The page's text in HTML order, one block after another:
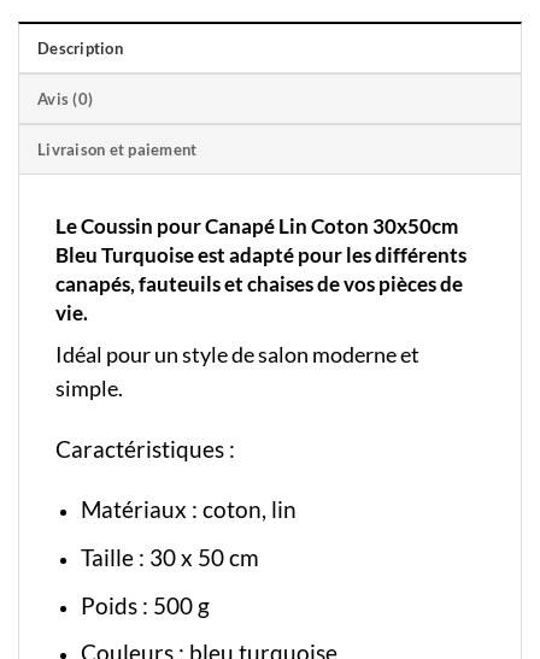
Description
Avis (0)
Livraison et paiement
Le Coussin pour Canapé Lin Coton 30x50cm
Bleu Turquoise est adapté pour les différents
canapés, fauteuils et chaises de vos pièces de
vie.
Idéal pour un style de salon moderne et
simple.
Caractéristiques :
Matériaux : coton, lin
Taille : 30 x 50 cm
Poids : 500 g
Couleurs : bleu turquoise